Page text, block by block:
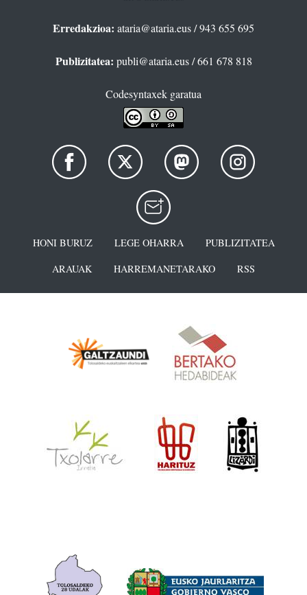
Erredakzioa: ataria@ataria.eus/ 943 655 695
Publizitatea: publi@ataria.eus/ 661 678 818
Codesyntaxek garatua
HONI BURUZ LEGE OHARRA
PUBLIZITATEA
ARAUAK
HARREMANETARAKO RSS